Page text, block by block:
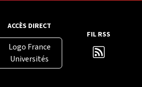
ACCÈS DIRECT
Logo France
Universités
FIL RSS